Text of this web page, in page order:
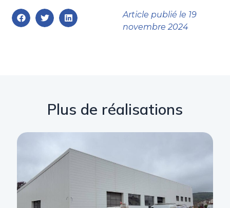
Article publié le 19
novembre 2024
Plus de réalisations